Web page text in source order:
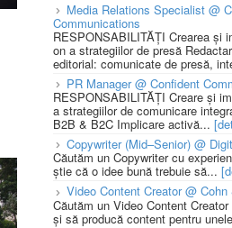
Media Relations Specialist @
Communications
RESPONSABILITĂȚI Crearea și
on a strategiilor de presă
editorial: comunicate de presă,
PR Manager @ Confident
RESPONSABILITĂȚI Creare și
a strategiilor de comunicare
B2B & B2C Implicare activă...
Copywriter (Mid–Senior) @
Căutăm un Copywriter cu
știe că o idee bună trebuie să...
Video Content Creator @
Căutăm un Video Content
și să producă content pentru